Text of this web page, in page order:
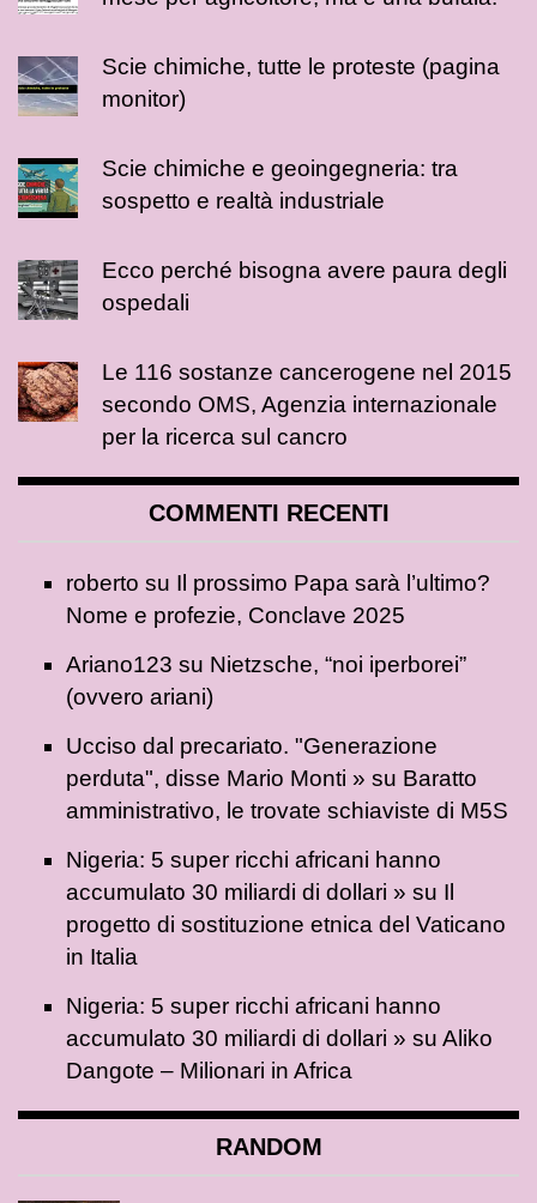
Scie chimiche, tutte le proteste (pagina
monitor)
Scie chimiche e geoingegneria: tra
sospetto e realtà industriale
Ecco perché bisogna avere paura degli
ospedali
Le 116 sostanze cancerogene nel 2015
secondo OMS, Agenzia internazionale
per la ricerca sul cancro
COMMENTI RECENTI
roberto su Il prossimo Papa sarà l’ultimo?
Nome e profezie, Conclave 2025
Ariano123 su Nietzsche, “noi iperborei”
(ovvero ariani)
Ucciso dal precariato. "Generazione
perduta", disse Mario Monti » su Baratto
amministrativo, le trovate schiaviste di M5S
Nigeria: 5 super ricchi africani hanno
accumulato 30 miliardi di dollari » su Il
progetto di sostituzione etnica del Vaticano
in Italia
Nigeria: 5 super ricchi africani hanno
accumulato 30 miliardi di dollari » su Aliko
Dangote – Milionari in Africa
RANDOM